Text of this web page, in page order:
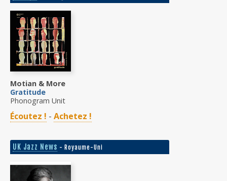
Motian & More
Gratitude
Phonogram Unit
Écoutez ! - Achetez !
UK Jazz News - Royaume-Uni